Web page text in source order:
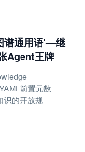
谱通用语'—继
Agent王牌
前置元数
识的开放规